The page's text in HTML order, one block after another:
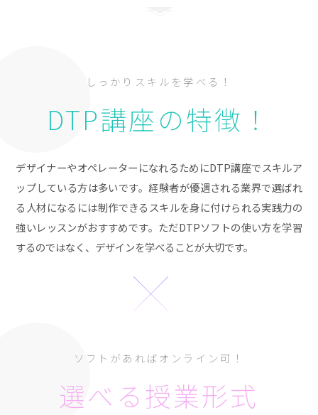
しっかりスキルを学べる！
DTP講座の特徴！
デザイナーやオペレーターになれるためにDTP講座でスキルア
ップしている方は多いです。経験者が優遇される業界で選ばれ
る人材になるには制作できるスキルを身に付けられる実践力の
強いレッスンがおすすめです。ただDTPソフトの使い方を学習
するのではなく、デザインを学べることが大切です。
ソフトがあればオンライン可！
選べる授業形式